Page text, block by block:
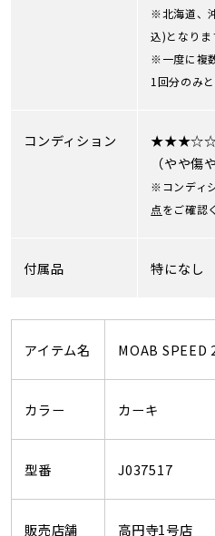
※北海道、
込)となりま
※一度に複
1回分のみと
コンディション
（やや傷
※コンディ
点をご確認
付属品 特になし
アイテム名 MOAB SPEED
カラー カーキ
型番 J037517
販売店舗 高円寺1号店